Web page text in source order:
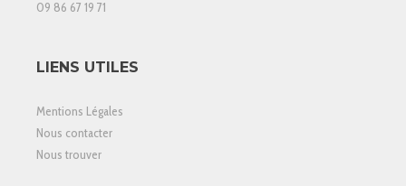
09 86 67 19 71
LIENS UTILES
Mentions Légales
Nous contacter
Nous trouver